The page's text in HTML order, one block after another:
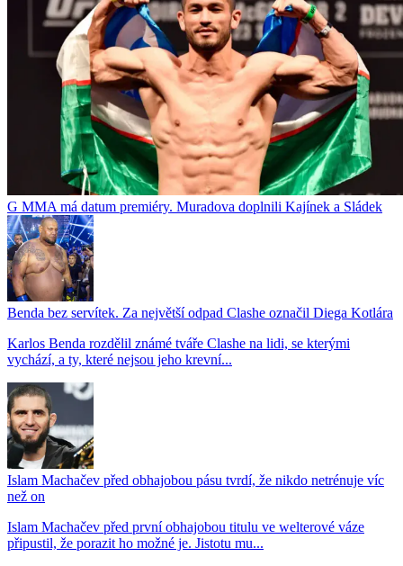
G MMA má datum premiéry. Muradova doplnili Kajínek a Sládek
Benda bez servítek. Za největší odpad Clashe označil Diega Kotlára
Karlos Benda rozdělil známé tváře Clashe na lidi, se kterými
vychází, a ty, které nejsou jeho krevní...
Islam Machačev před obhajobou pásu tvrdí, že nikdo netrénuje víc
než on
Islam Machačev před první obhajobou titulu ve welterové váze
připustil, že porazit ho možné je. Jistotu mu...